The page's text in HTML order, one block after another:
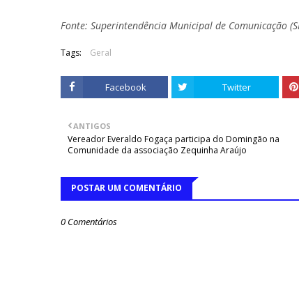
Fonte: Superintendência Municipal de Comunicação
Tags: Geral
Facebook Twitter
ANTIGOS
Vereador Everaldo Fogaça participa do Domingão na
Comunidade da associação Zequinha Araújo
POSTAR UM COMENTÁRIO
0 Comentários